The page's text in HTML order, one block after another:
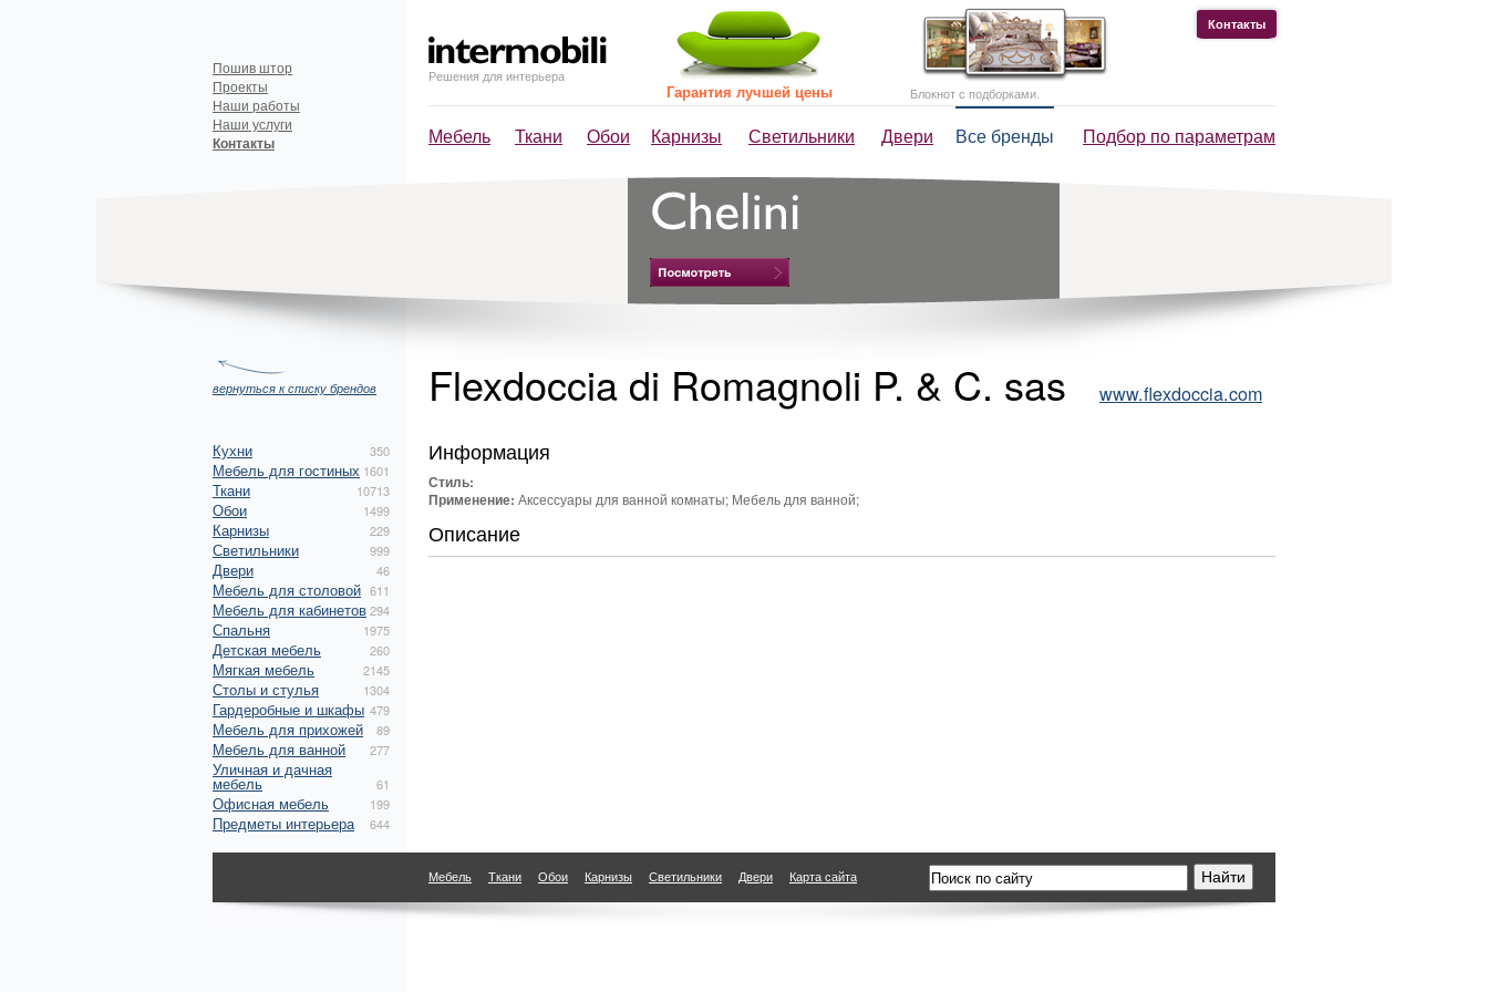
Решения для интерьера
Мебель Ткани Обои Карнизы Светильники Двери Все бренды Подбор по параметрам
Пошив штор
Проекты
Наши работы
Наши услуги
Контакты
Контакты
Гарантия лучшей цены Блокнот с подборками.
вернуться к списку брендов
Кухни 350
Мебель для гостиных 1601
Ткани 10713
Обои 1499
Карнизы 229
Светильники 999
Двери 46
Мебель для столовой 611
Мебель для кабинетов294
Спальня 1975
Детская мебель 260
Мягкая мебель 2145
Столы и стулья 1304
Гардеробные и шкафы 479
Мебель для прихожей 89
Мебель для ванной 277
Уличная и дачная
мебель 61
Офисная мебель 199
Предметы интерьера 644
Flexdoccia di Romagnoli P. & C. sas www.flexdoccia.com
Информация
Стиль:
Применение: Аксессуары для ванной комнаты; Мебель для ванной;
Описание
Мебель Ткани Обои Карнизы Светильники Двери Карта сайта